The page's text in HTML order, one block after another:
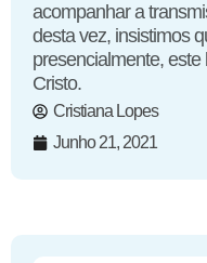
acompanhar a
desta vez, insistimos
presencialmente,
Cristo.
Cristiana Lopes
Junho 21, 2021